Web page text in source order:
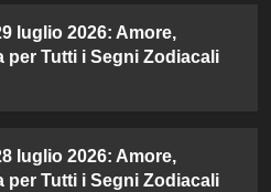
luglio 2026: Amore,
per Tutti i Segni Zodiacali
luglio 2026: Amore,
per Tutti i Segni Zodiacali